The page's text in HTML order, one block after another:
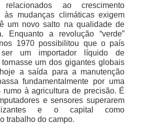
ao crescimento
às mudanças climáticas exigem
um novo salto na qualidade de
Enquanto a revolução “verde”
1970 possibilitou que o país
um importador líquido de
um dos gigantes globais
a saída para a manutenção
fundamentalmente por uma
rumo à agricultura de precisão. É
e sensores superarem
e o capital como
trabalho do campo.